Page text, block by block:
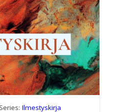
Series:Ilmestyskirja